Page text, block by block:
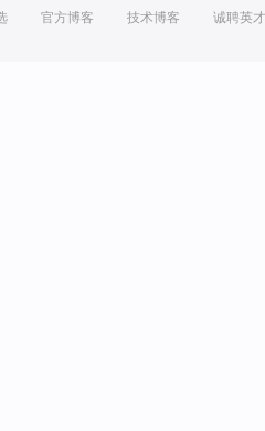
官方博客 技术博客 诚聘英才